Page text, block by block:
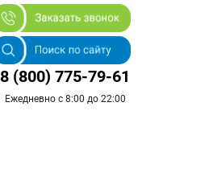
8 (800) 775-79-61
Ежедневно с 8:00 до 22:00